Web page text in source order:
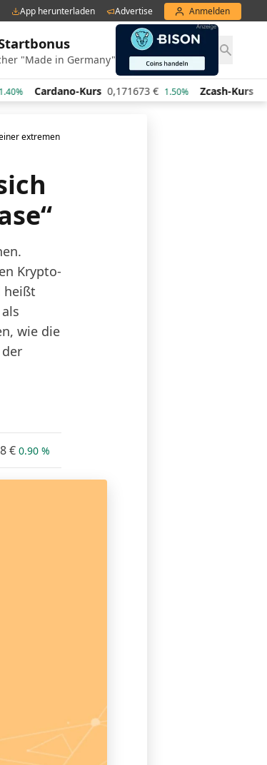
App herunterladen Advertise Anmelden
"Made in Germany"
Cardano-Kurs 0,171673 € 1.50% Zcash-Kurs
extremen Umbruchphase“
Krypto-
heißt
wie die
€ 0.90 %